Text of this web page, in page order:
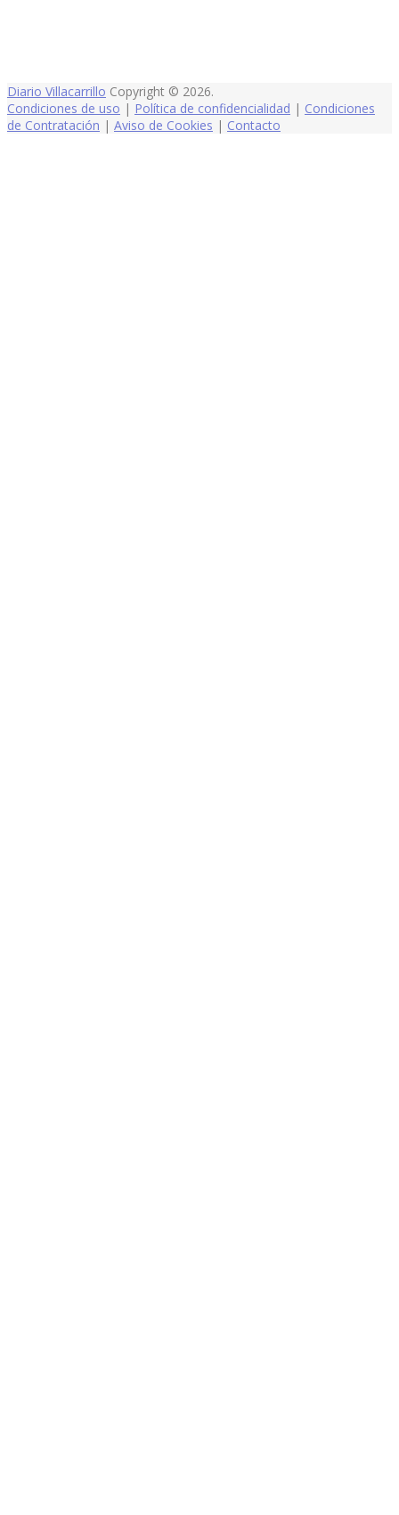
Diario Villacarrillo Copyright © 2026.
Condiciones de uso | Política de confidencialidad | Condiciones
de Contratación | Aviso de Cookies | Contacto